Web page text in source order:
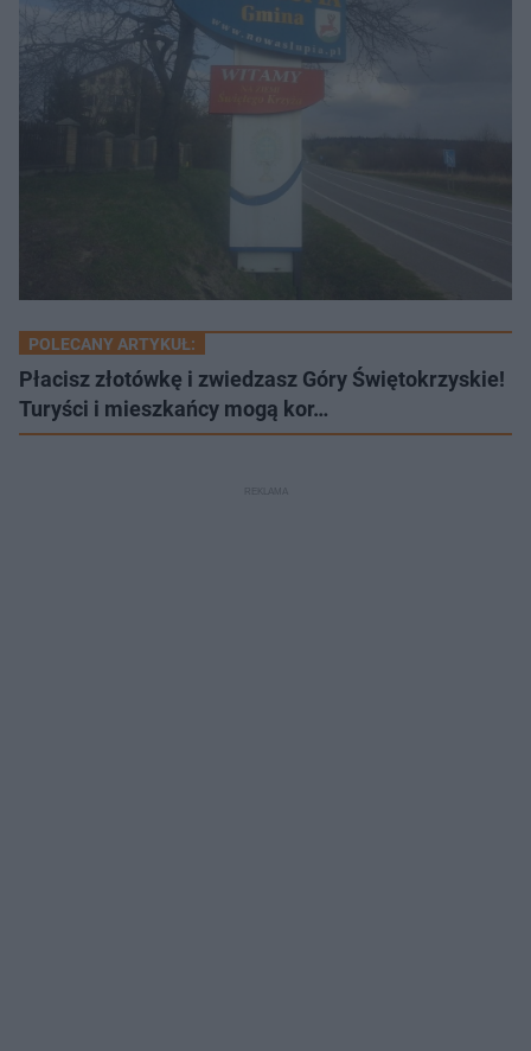
POLECANY ARTYKUŁ:
Płacisz złotówkę i zwiedzasz Góry Świętokrzyskie!
Turyści i mieszkańcy mogą kor…